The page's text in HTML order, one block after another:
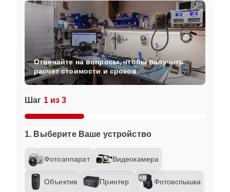
Шаг 1 из 3
1. Выберите Ваше устройство
Фотоаппарат Видеокамера
Объектив Принтер Фотовспышка
Отвечайте на вопросы, чтобы получить
расчет стоимости и сроков